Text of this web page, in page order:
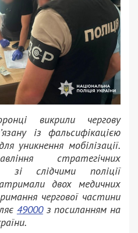
викрили чергову
із фальсифікацією
уникнення мобілізації.
стратегічних
зі слідчими поліції
двох медичних
чергової частини
49000з посиланням на